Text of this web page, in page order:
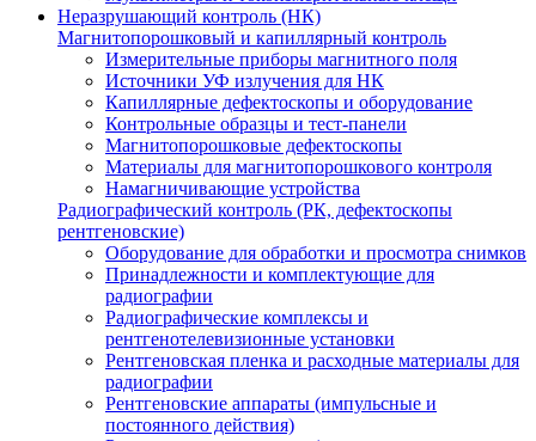
Неразрушающий контроль (НК)
Магнитопорошковый и капиллярный контроль
Измерительные приборы магнитного поля
Источники УФ излучения для НК
Капиллярные дефектоскопы и оборудование
Контрольные образцы и тест-панели
Магнитопорошковые дефектоскопы
Материалы для магнитопорошкового контроля
Намагничивающие устройства
Радиографический контроль (РК, дефектоскопы
рентгеновские)
Оборудование для обработки и просмотра снимков
Принадлежности и комплектующие для
радиографии
Радиографические комплексы и
рентгенотелевизионные установки
Рентгеновская пленка и расходные материалы для
радиографии
Рентгеновские аппараты (импульсные и
постоянного действия)